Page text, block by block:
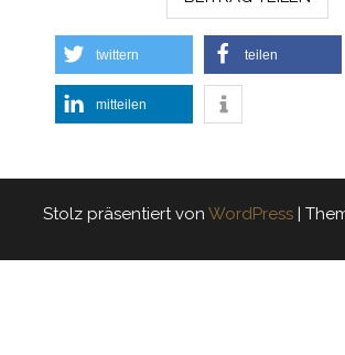
twittern teilen
mitteilen
Stolz präsentiert von WordPress |